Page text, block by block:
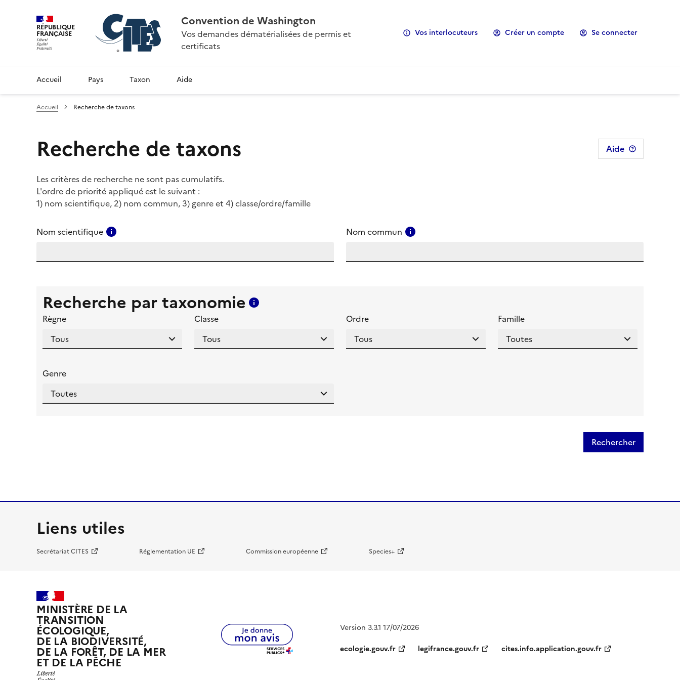
RÉPUBLIQUE
FRANÇAISE
Convention de Washington
Vos demandes dématérialisées de permis et
certificats
Vos interlocuteurs Créer un compte Se connecter
Accueil Pays Taxon Aide
Accueil Recherche de taxons
Recherche de taxons Aide
Les critères de recherche ne sont pas cumulatifs.
L'ordre de priorité appliqué est le suivant :
1) nom scientifique, 2) nom commun, 3) genre et 4) classe/ordre/famille
Nom scientifique Nom commun
Recherche par taxonomie
Règne
Classe Ordre Famille
Genre
Rechercher
Liens utiles
Secrétariat CITES Réglementation UE Commission européenne Species+
MINISTÈRE DE LA
TRANSITION
ÉCOLOGIQUE,
DE LA BIODIVERSITÉ,
DE LA FORÊT, DE LA MER
ET DE LA PÊCHE
Version 3.3.1 17/07/2026
ecologie.gouv.fr
legifrance.gouv.fr cites.info.application.gouv.fr